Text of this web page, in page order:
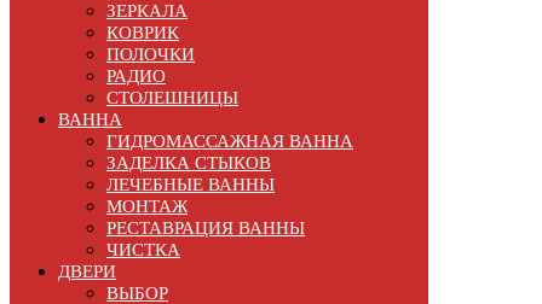
ЗЕРКАЛА
КОВРИК
ПОЛОЧКИ
РАДИО
СТОЛЕШНИЦЫ
ВАННА
ГИДРОМАССАЖНАЯ ВАННА
ЗАДЕЛКА СТЫКОВ
ЛЕЧЕБНЫЕ ВАННЫ
МОНТАЖ
РЕСТАВРАЦИЯ ВАННЫ
ЧИСТКА
ДВЕРИ
ВЫБОР